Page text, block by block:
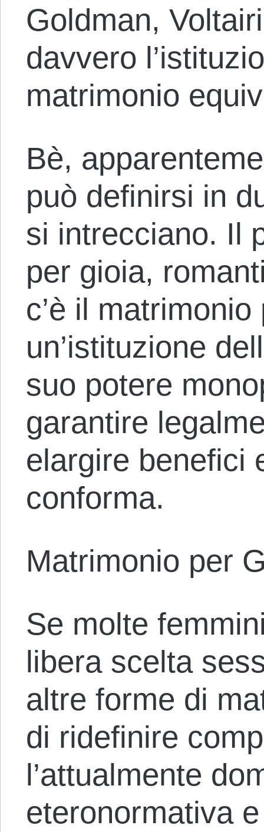
Goldman,
davvero
matrimonio
Bè,
può definirsi in
si intrecciano. Il
per gioia,
c’è il
un’istituzione
suo potere
garantire
elargire benefici
conforma.
Matrimonio per
Se molte
libera scelta
altre forme di
di ridefinire
l’attualmente
eteronormativa